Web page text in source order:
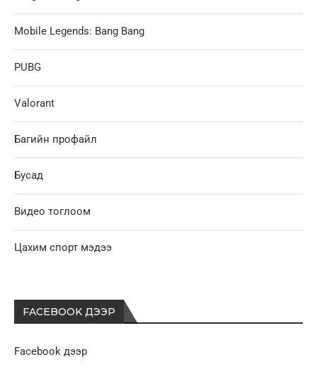
Mobile Legends: Bang Bang
PUBG
Valorant
Багийн профайл
Бусад
Видео тоглоом
Цахим спорт мэдээ
FACEBOOK ДЭЭР
Facebook дээр